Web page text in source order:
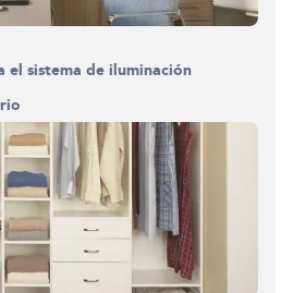
sistema de iluminación
Construyendo el
0%